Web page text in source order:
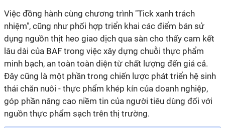
Việc đồng hành cùng chương trình "Tick xanh trách
nhiệm", cũng như phối hợp triển khai các điểm bán sử
dụng nguồn thịt heo giao dịch qua sàn cho thấy cam kết
lâu dài của BAF trong việc xây dựng chuỗi thực phẩm
minh bạch, an toàn toàn diện từ chất lượng đến giá cả.
Đây cũng là một phần trong chiến lược phát triển hệ sinh
thái chăn nuôi - thực phẩm khép kín của doanh nghiệp,
góp phần nâng cao niềm tin của người tiêu dùng đối với
nguồn thực phẩm sạch trên thị trường.